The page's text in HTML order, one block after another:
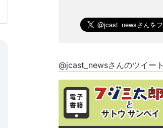
@jcast_newsさんのツイート